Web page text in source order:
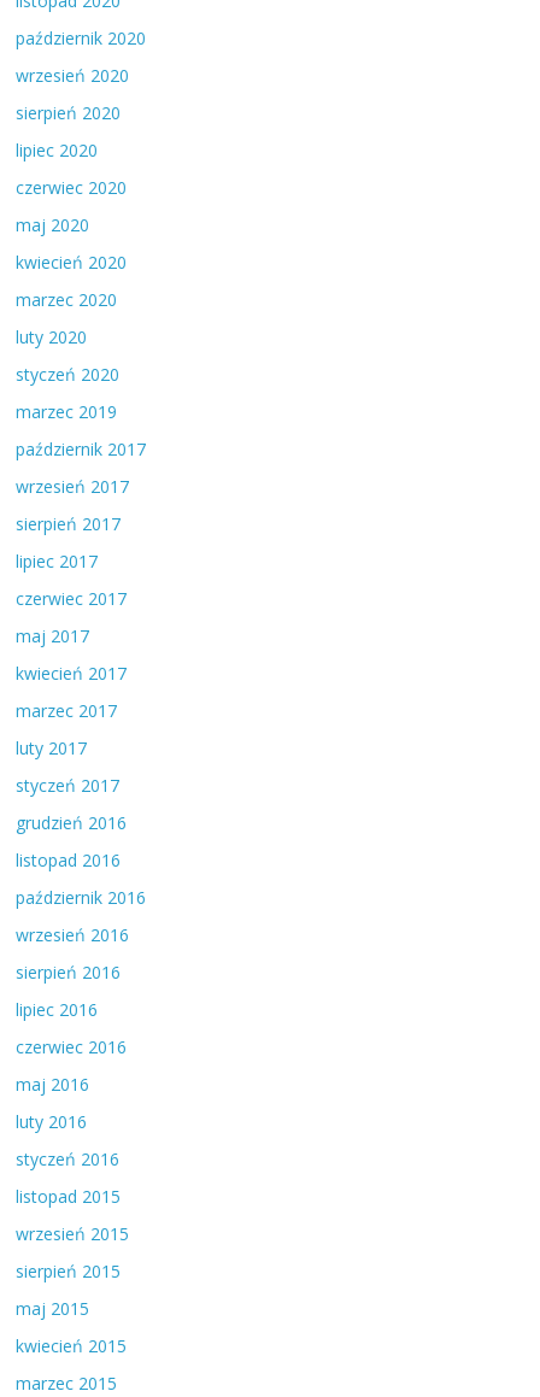
październik 2020
wrzesień 2020
sierpień 2020
lipiec 2020
czerwiec 2020
maj 2020
kwiecień 2020
marzec 2020
luty 2020
styczeń 2020
marzec 2019
październik 2017
wrzesień 2017
sierpień 2017
lipiec 2017
czerwiec 2017
maj 2017
kwiecień 2017
marzec 2017
luty 2017
styczeń 2017
grudzień 2016
listopad 2016
październik 2016
wrzesień 2016
sierpień 2016
lipiec 2016
czerwiec 2016
maj 2016
luty 2016
styczeń 2016
listopad 2015
wrzesień 2015
sierpień 2015
maj 2015
kwiecień 2015
marzec 2015